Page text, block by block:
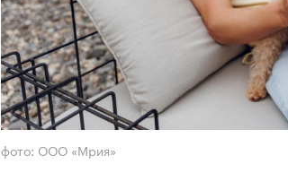
фото: ООО «Мрия»